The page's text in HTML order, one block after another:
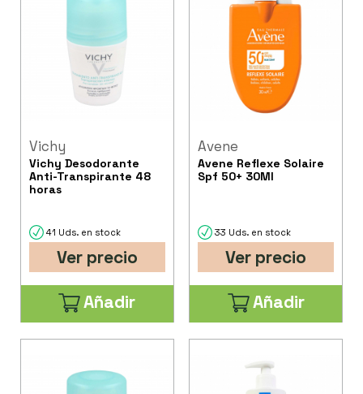
Vichy
Vichy Desodorante
Anti-Transpirante 48
horas
41 Uds. en stock
Ver precio
Añadir
Avene
Avene Reflexe Solaire
Spf 50+ 30Ml
33 Uds. en stock
Ver precio
Añadir